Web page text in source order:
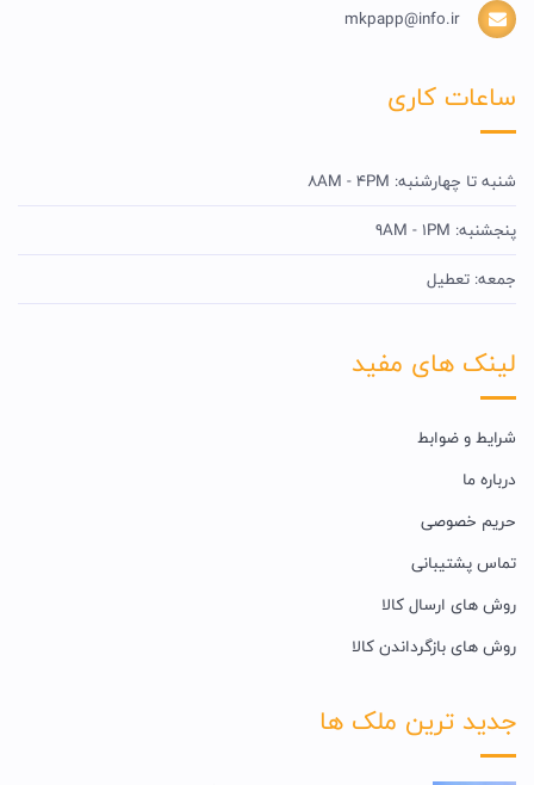
mkpapp@info.ir
ساعات کاری
شنبه تا چهارشنبه: 8AM - 4PM
پنجشنبه: 9AM - 1PM
جمعه: تعطیل
لینک های مفید
شرایط و ضوابط
درباره ما
حریم خصوصی
تماس پشتیبانی
روش های ارسال کالا
روش های بازگرداندن کالا
جدید ترین ملک ها